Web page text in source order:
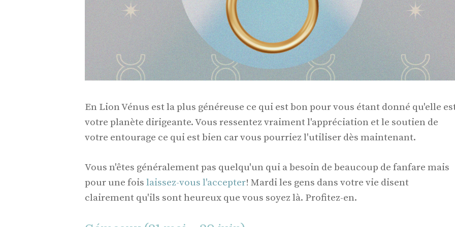
En Lion Vénus est la plus généreuse ce qui est bon pour vous étant donné qu'elle
votre planète dirigeante. Vous ressentez vraiment l'appréciation et le soutien de
votre entourage ce qui est bien car vous pourriez l'utiliser dès maintenant.
Vous n'êtes généralement pas quelqu'un qui a besoin de beaucoup de fanfare mais
pour une fois laissez-vous l'accepter! Mardi les gens dans votre vie disent
clairement qu'ils sont heureux que vous soyez là. Profitez-en.